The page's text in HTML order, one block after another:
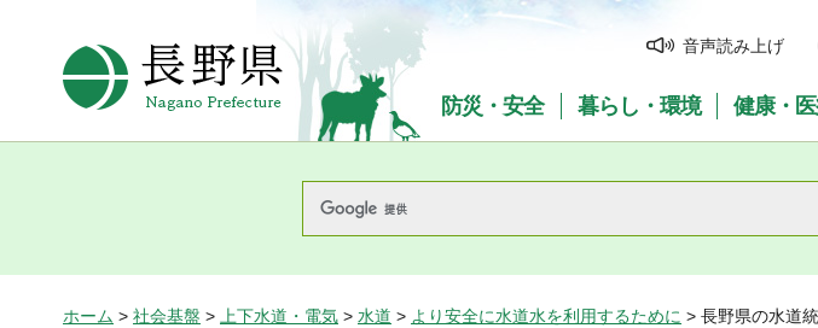
長野県Nagano Prefecture
音声読み上げ
防災・安全 暮らし・環境 健康・
ホーム > 社会基盤 > 上下水道・電気 > 水道 > より安全に水道水を利用するために > 長野県の水道